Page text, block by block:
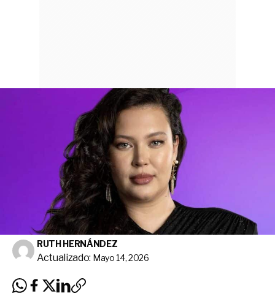
RUTH HERNÁNDEZ
Actualizado: Mayo 14, 2026